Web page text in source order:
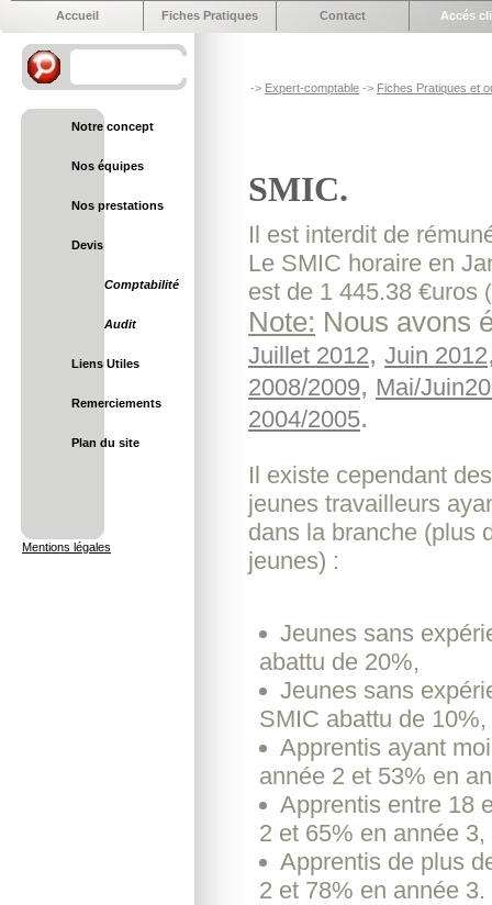
Accueil Fiches Pratiques Contact Accés
Notre concept
Nos équipes
Nos prestations
Devis
Comptabilité
Audit
Liens Utiles
Remerciements
Plan du site
Mentions légales
-> Expert-comptable -> Fiches Pratiques et
SMIC.
Il est interdit de
Le SMIC horaire en
est de 1 445.38 €uros
Note: Nous avons
Juillet 2012, Juin 2012
2008/2009, Mai/
2004/2005.
Il existe cependant
jeunes travailleurs
dans la branche (plus
jeunes) :
Jeunes sans
abattu de 20%,
Jeunes sans
SMIC abattu de 10%,
Apprentis ayant
année 2 et 53% en
Apprentis entre 18
2 et 65% en année 3,
Apprentis de plus
2 et 78% en année 3.